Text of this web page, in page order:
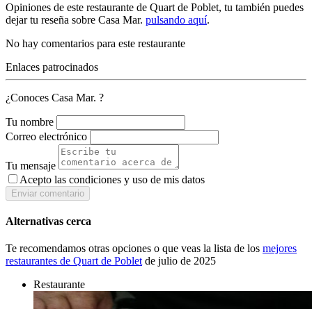
Opiniones de este restaurante de Quart de Poblet, tu también puedes
dejar tu reseña sobre Casa Mar. pulsando aquí.
No hay comentarios para este restaurante
Enlaces patrocinados
¿Conoces Casa Mar. ?
Tu nombre
Correo electrónico
Tu mensaje
Acepto las condiciones y uso de mis datos
Enviar comentario
Alternativas cerca
Te recomendamos otras opciones o que veas la lista de los mejores
restaurantes de Quart de Poblet de julio de 2025
Restaurante